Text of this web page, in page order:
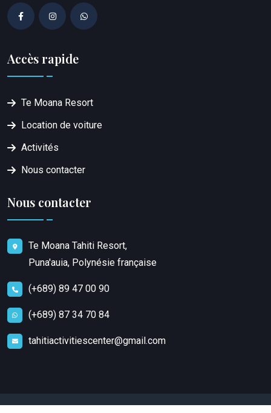
Accès rapide
Te Moana Resort
Location de voiture
Activités
Nous contacter
Nous contacter
Te Moana Tahiti Resort,
Puna'auia, Polynésie française
(+689) 89 47 00 90
(+689) 87 34 70 84
tahitiactivitiescenter@gmail.com